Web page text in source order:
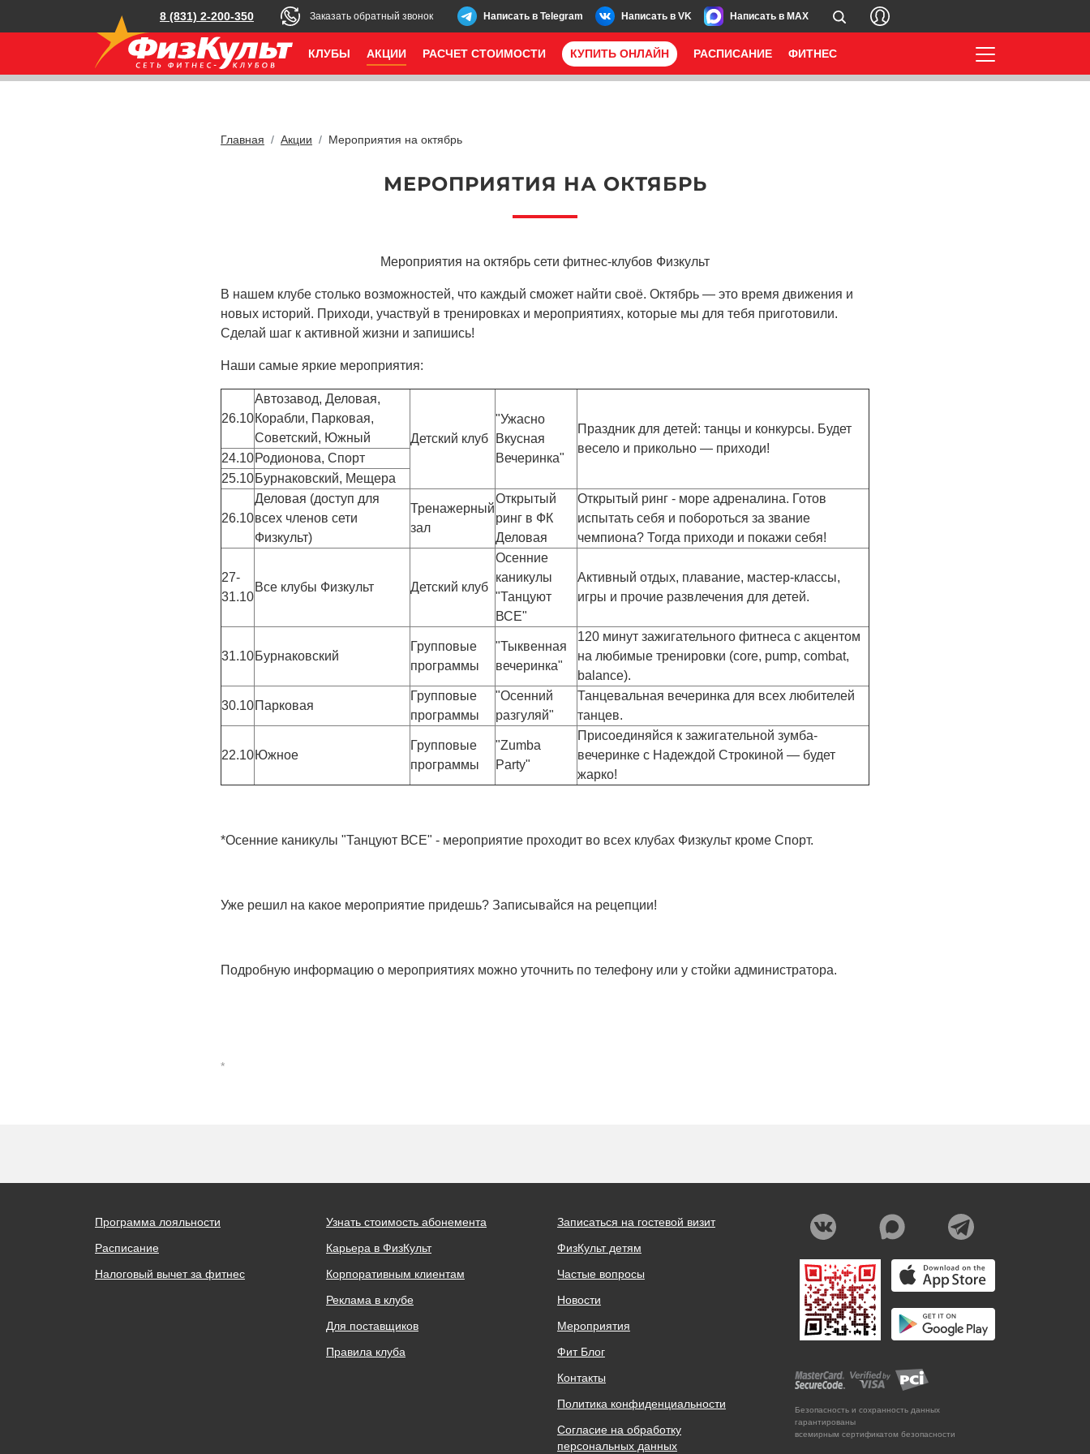
8 (831) 2-200-350 Заказать обратный звонок Написать в Telegram Написать в VK Написать в MAX
КЛУБЫ АКЦИИ РАСЧЕТ СТОИМОСТИ КУПИТЬ ОНЛАЙН РАСПИСАНИЕ ФИТНЕС
Главная Акции Мероприятия на октябрь
МЕРОПРИЯТИЯ НА ОКТЯБРЬ
Мероприятия на октябрь сети фитнес-клубов Физкульт
В нашем клубе столько возможностей, что каждый сможет найти своё. Октябрь — это время движения и
новых историй. Приходи, участвуй в тренировках и мероприятиях, которые мы для тебя приготовили.
Сделай шаг к активной жизни и запишись!
Наши самые яркие мероприятия:
26.10
Автозавод, Деловая,
Корабли, Парковая,
Советский, Южный
Детский клуб
"Ужасно
Вкусная
Вечеринка"
Праздник для детей: танцы и конкурсы. Будет
весело и прикольно — приходи!
24.10Родионова, Спорт
25.10Бурнаковский, Мещера
26.10
Деловая (доступ для
всех членов сети
Физкульт)
Тренажерный
зал
Открытый
ринг в ФК
Деловая
Открытый ринг - море адреналина. Готов
испытать себя и побороться за звание
чемпиона? Тогда приходи и покажи себя!
27-
31.10
Все клубы Физкульт Детский клуб
Осенние
каникулы
"Танцуют
ВСЕ"
Активный отдых, плавание, мастер-классы,
игры и прочие развлечения для детей.
31.10Бурнаковский
Групповые
программы
"Тыквенная
вечеринка"
120 минут зажигательного фитнеса с акцентом
на любимые тренировки (core, pump, combat,
balance).
30.10Парковая
Групповые
программы
"Осенний
разгуляй"
Танцевальная вечеринка для всех любителей
танцев.
22.10Южное
Групповые
программы
"Zumba
Party"
Присоединяйся к зажигательной зумба-
вечеринке с Надеждой Строкиной — будет
жарко!
*Осенние каникулы "Танцуют ВСЕ" - мероприятие проходит во всех клубах Физкульт кроме Спорт.
Уже решил на какое мероприятие придешь? Записывайся на рецепции!
Подробную информацию о мероприятиях можно уточнить по телефону или у стойки администратора.
*
Программа лояльности
Расписание
Налоговый вычет за фитнес
Узнать стоимость абонемента
Карьера в ФизКульт
Корпоративным клиентам
Реклама в клубе
Для поставщиков
Правила клуба
Записаться на гостевой визит
ФизКульт детям
Частые вопросы
Новости
Мероприятия
Фит Блог
Контакты
Политика конфиденциальности
Согласие на обработку
персональных данных
Безопасность и сохранность данных
гарантированы
всемирным сертификатом безопасности